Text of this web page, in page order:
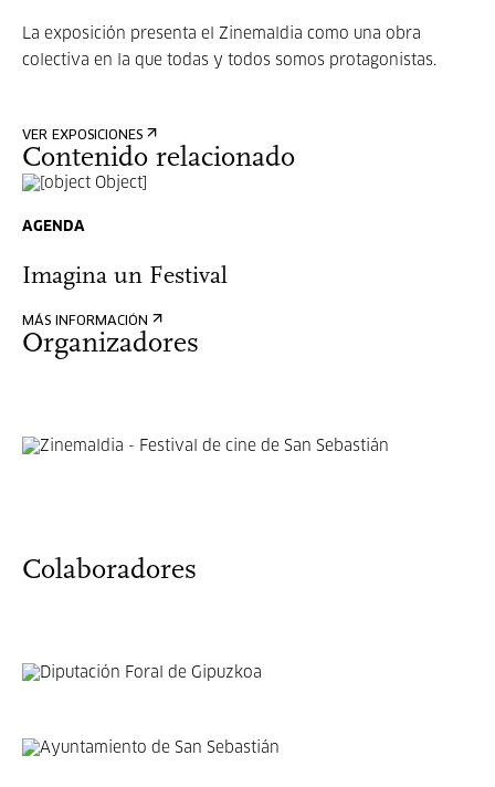
La exposición presenta el Zinemaldia como una obra
colectiva en la que todas y todos somos protagonistas.
VER EXPOSICIONES
Contenido relacionado
AGENDA
Imagina un Festival
MÁS INFORMACIÓN
Organizadores
Colaboradores